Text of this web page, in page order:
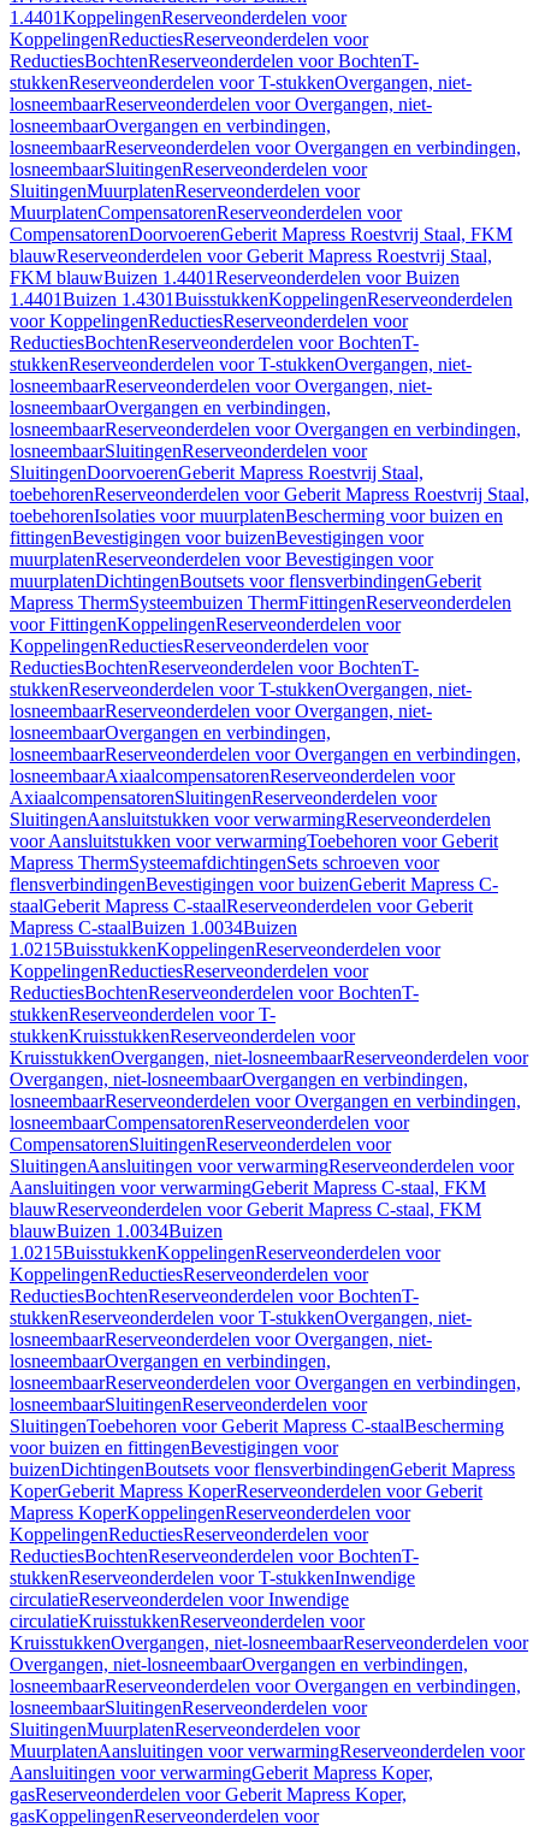
1.4401KoppelingenReserveonderdelen voor
KoppelingenReductiesReserveonderdelen voor
ReductiesBochtenReserveonderdelen voor BochtenT-
stukkenReserveonderdelen voor T-stukkenOvergangen, niet-
losneembaarReserveonderdelen voor Overgangen, niet-
losneembaarOvergangen en verbindingen,
losneembaarReserveonderdelen voor Overgangen en verbindingen,
losneembaarSluitingenReserveonderdelen voor
SluitingenMuurplatenReserveonderdelen voor
MuurplatenCompensatorenReserveonderdelen voor
CompensatorenDoorvoerenGeberit Mapress Roestvrij Staal, FKM
blauwReserveonderdelen voor Geberit Mapress Roestvrij Staal,
FKM blauwBuizen 1.4401Reserveonderdelen voor Buizen
1.4401Buizen 1.4301BuisstukkenKoppelingenReserveonderdelen
voor KoppelingenReductiesReserveonderdelen voor
ReductiesBochtenReserveonderdelen voor BochtenT-
stukkenReserveonderdelen voor T-stukkenOvergangen, niet-
losneembaarReserveonderdelen voor Overgangen, niet-
losneembaarOvergangen en verbindingen,
losneembaarReserveonderdelen voor Overgangen en verbindingen,
losneembaarSluitingenReserveonderdelen voor
SluitingenDoorvoerenGeberit Mapress Roestvrij Staal,
toebehorenReserveonderdelen voor Geberit Mapress Roestvrij Staal,
toebehorenIsolaties voor muurplatenBescherming voor buizen en
fittingenBevestigingen voor buizenBevestigingen voor
muurplatenReserveonderdelen voor Bevestigingen voor
muurplatenDichtingenBoutsets voor flensverbindingenGeberit
Mapress ThermSysteembuizen ThermFittingenReserveonderdelen
voor FittingenKoppelingenReserveonderdelen voor
KoppelingenReductiesReserveonderdelen voor
ReductiesBochtenReserveonderdelen voor BochtenT-
stukkenReserveonderdelen voor T-stukkenOvergangen, niet-
losneembaarReserveonderdelen voor Overgangen, niet-
losneembaarOvergangen en verbindingen,
losneembaarReserveonderdelen voor Overgangen en verbindingen,
losneembaarAxiaalcompensatorenReserveonderdelen voor
AxiaalcompensatorenSluitingenReserveonderdelen voor
SluitingenAansluitstukken voor verwarmingReserveonderdelen
voor Aansluitstukken voor verwarmingToebehoren voor Geberit
Mapress ThermSysteemafdichtingenSets schroeven voor
flensverbindingenBevestigingen voor buizenGeberit Mapress C-
staalGeberit Mapress C-staalReserveonderdelen voor Geberit
Mapress C-staalBuizen 1.0034Buizen
1.0215BuisstukkenKoppelingenReserveonderdelen voor
KoppelingenReductiesReserveonderdelen voor
ReductiesBochtenReserveonderdelen voor BochtenT-
stukkenReserveonderdelen voor T-
stukkenKruisstukkenReserveonderdelen voor
KruisstukkenOvergangen, niet-losneembaarReserveonderdelen voor
Overgangen, niet-losneembaarOvergangen en verbindingen,
losneembaarReserveonderdelen voor Overgangen en verbindingen,
losneembaarCompensatorenReserveonderdelen voor
CompensatorenSluitingenReserveonderdelen voor
SluitingenAansluitingen voor verwarmingReserveonderdelen voor
Aansluitingen voor verwarmingGeberit Mapress C-staal, FKM
blauwReserveonderdelen voor Geberit Mapress C-staal, FKM
blauwBuizen 1.0034Buizen
1.0215BuisstukkenKoppelingenReserveonderdelen voor
KoppelingenReductiesReserveonderdelen voor
ReductiesBochtenReserveonderdelen voor BochtenT-
stukkenReserveonderdelen voor T-stukkenOvergangen, niet-
losneembaarReserveonderdelen voor Overgangen, niet-
losneembaarOvergangen en verbindingen,
losneembaarReserveonderdelen voor Overgangen en verbindingen,
losneembaarSluitingenReserveonderdelen voor
SluitingenToebehoren voor Geberit Mapress C-staalBescherming
voor buizen en fittingenBevestigingen voor
buizenDichtingenBoutsets voor flensverbindingenGeberit Mapress
KoperGeberit Mapress KoperReserveonderdelen voor Geberit
Mapress KoperKoppelingenReserveonderdelen voor
KoppelingenReductiesReserveonderdelen voor
ReductiesBochtenReserveonderdelen voor BochtenT-
stukkenReserveonderdelen voor T-stukkenInwendige
circulatieReserveonderdelen voor Inwendige
circulatieKruisstukkenReserveonderdelen voor
KruisstukkenOvergangen, niet-losneembaarReserveonderdelen voor
Overgangen, niet-losneembaarOvergangen en verbindingen,
losneembaarReserveonderdelen voor Overgangen en verbindingen,
losneembaarSluitingenReserveonderdelen voor
SluitingenMuurplatenReserveonderdelen voor
MuurplatenAansluitingen voor verwarmingReserveonderdelen voor
Aansluitingen voor verwarmingGeberit Mapress Koper,
gasReserveonderdelen voor Geberit Mapress Koper,
gasKoppelingenReserveonderdelen voor